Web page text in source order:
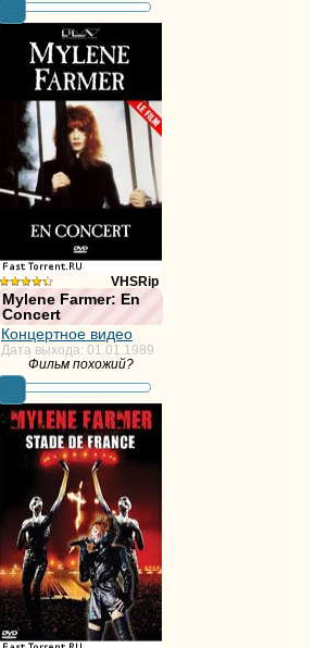
VHSRip
из 10,
голосов:20
Mylene Farmer: En
Concert
Концертное видео
Дата выхода: 01.01.1989
Фильм похожий?